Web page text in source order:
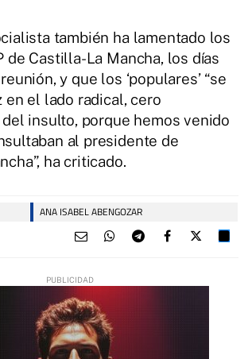
también ha lamentado los
de Castilla-La Mancha, los días
y que los ‘populares’ “se
en el lado radical, cero
insulto, porque hemos venido
al presidente de
ha criticado.
ANA ISABEL ABENGOZAR